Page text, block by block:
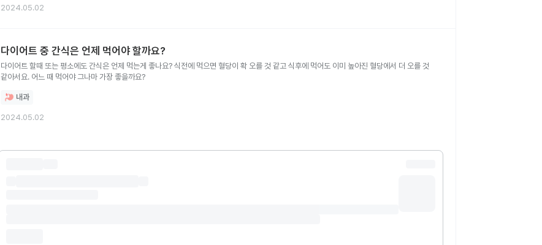
2024.05.02
다이어트 중 간식은 언제 먹어야 할까요?
다이어트 할때 또는 평소에도 간식은 언제 먹는게 좋나요? 식전에 먹으면 혈당이 확 오를 것 같고 식후에 먹어도 이미 높아진 혈당에서 더 오를 것
같아서요. 어느 때 먹어야 그나마 가장 좋을까요?
내과
2024.05.02